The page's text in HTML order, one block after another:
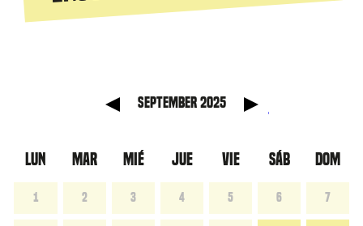
September 2025
LUN MAR MIÉ JUE VIE SÁB DOM
1 2 3 4 5 6 7